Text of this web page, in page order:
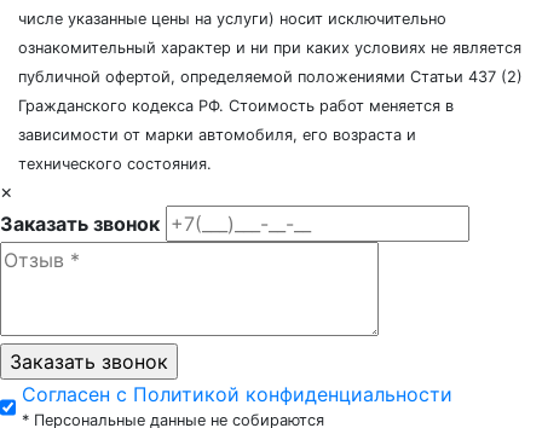
числе указанные цены на услуги) носит исключительно
ознакомительный характер и ни при каких условиях не является
публичной офертой, определяемой положениями Статьи 437 (2)
Гражданского кодекса РФ. Стоимость работ меняется в
зависимости от марки автомобиля, его возраста и
технического состояния.
×
Заказать звонок
Согласен с Политикой конфиденциальности
* Персональные данные не собираются